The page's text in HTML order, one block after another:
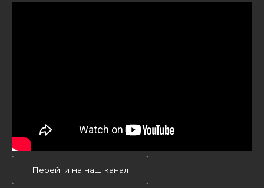
Перейти на наш канал